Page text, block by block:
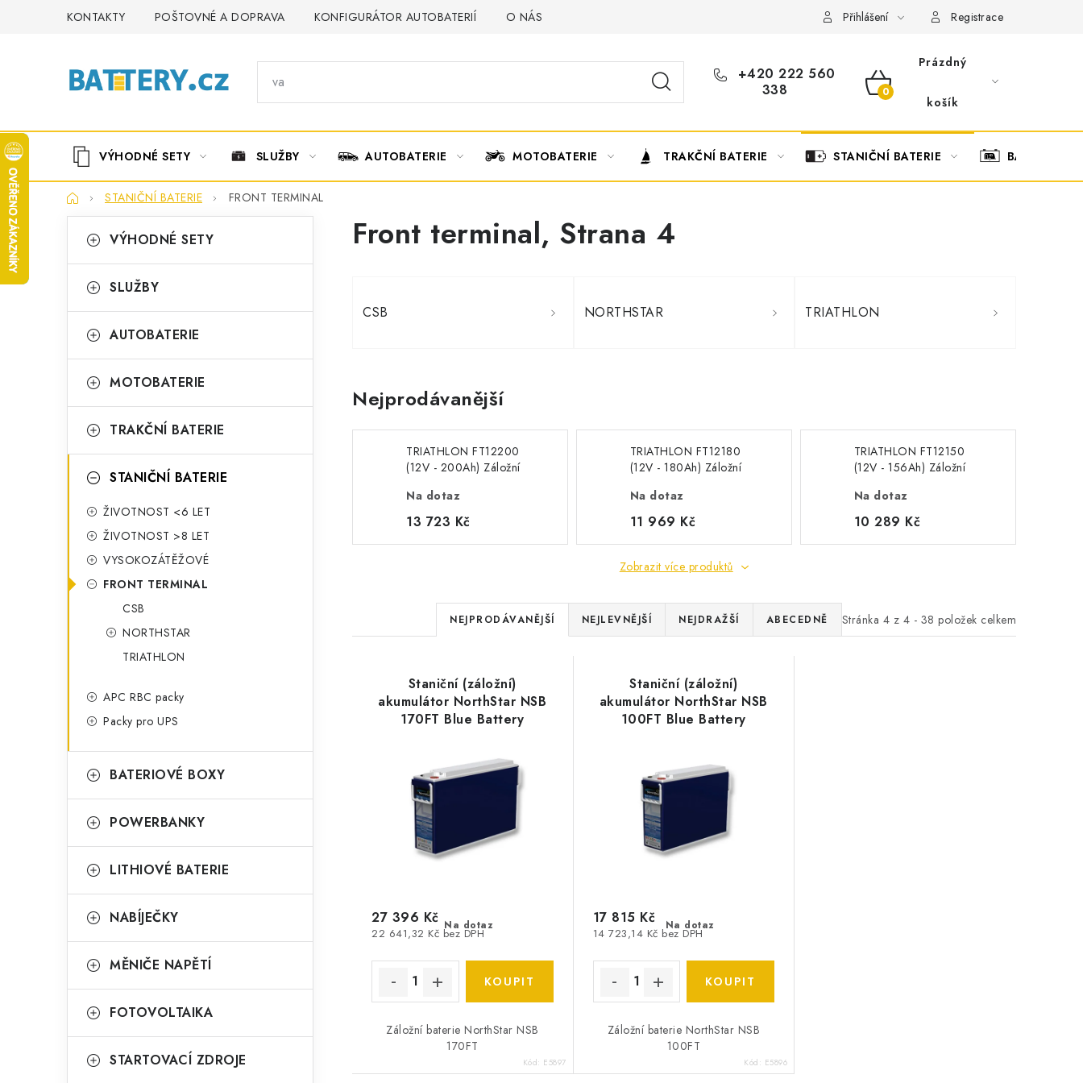
KONTAKTY POŠTOVNÉ A DOPRAVA KONFIGURÁTOR AUTOBATERIÍ O NÁS OBCHODNÍ PODMÍNKY OCHRANA OSOBNÍCH ÚDAJŮ
Přihlášení Registrace
+420 222 560
338
NÁKUPNÍ
KOŠÍK
Prázdný
košík
VÝHODNÉ SETY SLUŽBY AUTOBATERIE MOTOBATERIE TRAKČNÍ BATERIE STANIČNÍ BATERIE BATERIOVÉ
DomůSTANIČNÍ BATERIE FRONT TERMINAL
o
t
r
n
n
e
kategorie
a
e
o
i
VÝHODNÉ SETY
SLUŽBY
AUTOBATERIE
MOTOBATERIE
TRAKČNÍ BATERIE
STANIČNÍ BATERIE
ŽIVOTNOST <6 LET
ŽIVOTNOST >8 LET
VYSOKOZÁTĚŽOVÉ
FRONT TERMINAL
CSB
NORTHSTAR
TRIATHLON
APC RBC packy
Packy pro UPS
BATERIOVÉ BOXY
POWERBANKY
LITHIOVÉ BATERIE
NABÍJEČKY
MĚNIČE NAPĚTÍ
FOTOVOLTAIKA
STARTOVACÍ ZDROJE
Front terminal, Strana 4
CSB NORTHSTAR TRIATHLON
Nejprodávanější
TRIATHLON FT12200
(12V - 200Ah) Záložní
Na dotaz
13 723 Kč
TRIATHLON FT12180
(12V - 180Ah) Záložní
Na dotaz
11 969 Kč
TRIATHLON FT12150
(12V - 156Ah) Záložní
Na dotaz
10 289 Kč
Zobrazit více produktů
Stránka 4 z 4 - 38 položek celkem
Ř
a
z
e
í
o
u
k
t
ů
NEJPRODÁVANĚJŠÍ NEJLEVNĚJŠÍ NEJDRAŽŠÍ ABECEDNĚ
Staniční (záložní)
akumulátor NorthStar NSB
170FT Blue Battery
Na dotaz
22 641,32 Kč bez DPH
27 396 Kč
Záložní baterie NorthStar NSB
170FT
Kód: E5897
Staniční (záložní)
akumulátor NorthStar NSB
100FT Blue Battery
Na dotaz
14 723,14 Kč bez DPH
17 815 Kč
Záložní baterie NorthStar NSB
100FT
Kód: E5896